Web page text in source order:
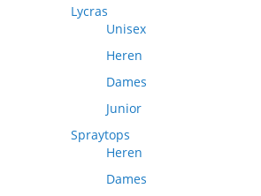
Lycras
Unisex
Heren
Dames
Junior
Spraytops
Heren
Dames